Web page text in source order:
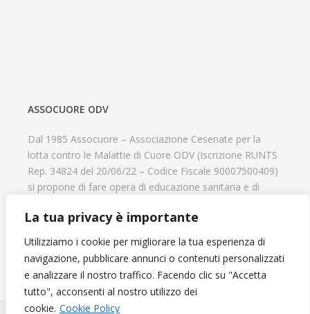
La tua privacy è importante
Utilizziamo i cookie per migliorare la tua esperienza di
navigazione, pubblicare annunci o contenuti personalizzati
e analizzare il nostro traffico. Facendo clic su "Accetta
tutto", acconsenti al nostro utilizzo dei
cookie. Cookie Policy
ASSOCUORE ODV
Dal 1985 Assocuore – Associazione Cesenate per la
lotta contro le Malattie di Cuore ODV (Iscrizione RUNTS
Rep. 34824 del 20/06/22 – Codice Fiscale 90007500409)
si propone di fare opera di educazione sanitaria e di
psicofisico di tutti coloro che hanno un problema